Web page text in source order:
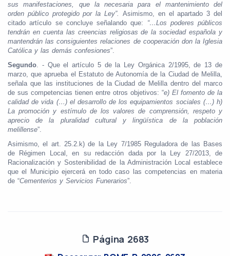
sus manifestaciones, que la necesaria para el mantenimiento del
orden público protegido por la Ley”. Asimismo, en el apartado 3 del
citado artículo se concluye señalando que: “…Los poderes públicos
tendrán en cuenta las creencias religiosas de la sociedad española y
mantendrán las consiguientes relaciones de cooperación don la Iglesia
Católica y las demás confesiones”.
Segundo. - Que el artículo 5 de la Ley Orgánica 2/1995, de 13 de
marzo, que aprueba el Estatuto de Autonomía de la Ciudad de Melilla,
señala que las instituciones de la Ciudad de Melilla dentro del marco
de sus competencias tienen entre otros objetivos: “e) El fomento de la
calidad de vida (…) el desarrollo de los equipamientos sociales (…) h)
La promoción y estímulo de los valores de comprensión, respeto y
aprecio de la pluralidad cultural y lingüística de la población
melillense”.
Asimismo, el art. 25.2.k) de la Ley 7/1985 Reguladora de las Bases
de Régimen Local, en su redacción dada por la Ley 27/2013, de
Racionalización y Sostenibilidad de la Administración Local establece
que el Municipio ejercerá en todo caso las competencias en materia
de “Cementerios y Servicios Funerarios”.
Página 2683